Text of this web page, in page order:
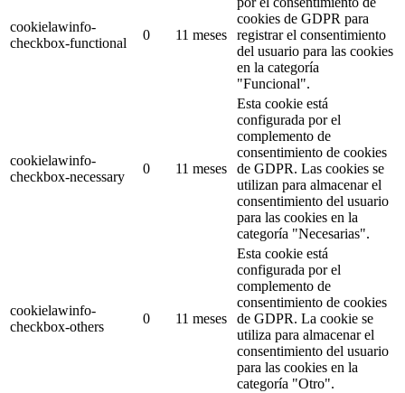
cookielawinfo-
checkbox-functional
0 11 meses
cookies de GDPR para
registrar el consentimiento
del usuario para las cookies
en la categoría
"Funcional".
cookielawinfo-
checkbox-necessary
0 11 meses
Esta cookie está
configurada por el
complemento de
consentimiento de cookies
de GDPR. Las cookies se
utilizan para almacenar el
consentimiento del usuario
para las cookies en la
categoría "Necesarias".
cookielawinfo-
checkbox-others
0 11 meses
Esta cookie está
configurada por el
complemento de
consentimiento de cookies
de GDPR. La cookie se
utiliza para almacenar el
consentimiento del usuario
para las cookies en la
categoría "Otro".